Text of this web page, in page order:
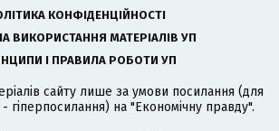
КОНФІДЕНЦІЙНОСТІ
ВИКОРИСТАННЯ МАТЕРІАЛІВ УП
І ПРАВИЛА РОБОТИ УП
сайту лише за умови посилання (для
гіперпосилання) на "Економічну правду".